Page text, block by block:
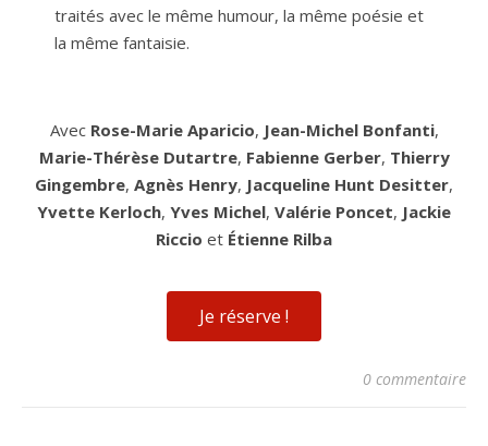
traités avec le même humour, la même poésie et
la même fantaisie.
Avec Rose-Marie Aparicio, Jean-Michel Bonfanti,
Marie-Thérèse Dutartre, Fabienne Gerber, Thierry
Gingembre, Agnès Henry, Jacqueline Hunt Desitter,
Yvette Kerloch, Yves Michel, Valérie Poncet, Jackie
Riccio et Étienne Rilba
Je réserve !
0 commentaire